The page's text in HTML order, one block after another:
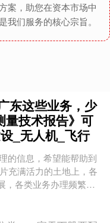
案，助您在资本市场中
我们服务的核心宗旨。
东这些业务，少
量技术报告》可
_无人机_飞行
的信息，希望能帮助到
充满活力的土地上，各
，各类业务办理频繁。
似不起眼的报告 ——